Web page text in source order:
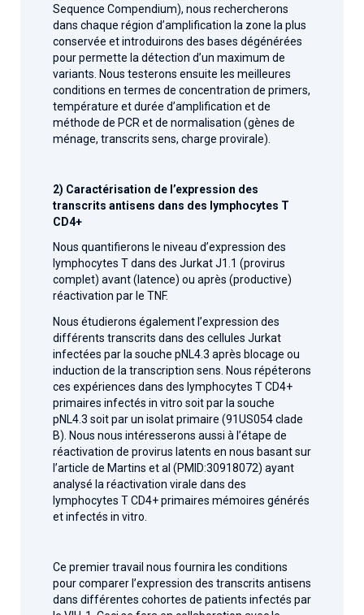
Sequence Compendium), nous rechercherons
dans chaque région d’amplification la zone la plus
conservée et introduirons des bases dégénérées
pour permette la détection d’un maximum de
variants. Nous testerons ensuite les meilleures
conditions en termes de concentration de primers,
température et durée d’amplification et de
méthode de PCR et de normalisation (gènes de
ménage, transcrits sens, charge provirale).
2) Caractérisation de l’expression des
transcrits antisens dans des lymphocytes T
CD4+
Nous quantifierons le niveau d’expression des
lymphocytes T dans des Jurkat J1.1 (provirus
complet) avant (latence) ou après (productive)
réactivation par le TNF.
Nous étudierons également l’expression des
différents transcrits dans des cellules Jurkat
infectées par la souche pNL4.3 après blocage ou
induction de la transcription sens. Nous répéterons
ces expériences dans des lymphocytes T CD4+
primaires infectés in vitro soit par la souche
pNL4.3 soit par un isolat primaire (91US054 clade
B). Nous nous intéresserons aussi à l’étape de
réactivation de provirus latents en nous basant sur
l’article de Martins et al (PMID:30918072) ayant
analysé la réactivation virale dans des
lymphocytes T CD4+ primaires mémoires générés
et infectés in vitro.
Ce premier travail nous fournira les conditions
pour comparer l’expression des transcrits antisens
dans différentes cohortes de patients infectés par